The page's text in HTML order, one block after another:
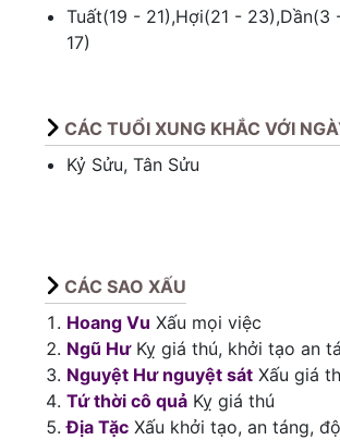
Tuất(19 - 21),Hợi(21 - 23),Dần(3
17)
CÁC TUỔI XUNG KHẮC VỚI
Kỷ Sửu, Tân Sửu
CÁC SAO XẤU
Hoang Vu Xấu mọi việc
Ngũ HưKỵ giá thú, khởi tạo an
Nguyệt Hư nguyệt sát Xấu giá
Tứ thời cô quả Kỵ giá thú
Địa Tặc Xấu khởi tạo, an táng,